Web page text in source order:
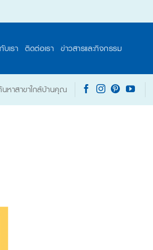
เรา ติดต่อเรา ข่าวสารและกิจกรรม
หาสาขาใกล้บ้านคุณ